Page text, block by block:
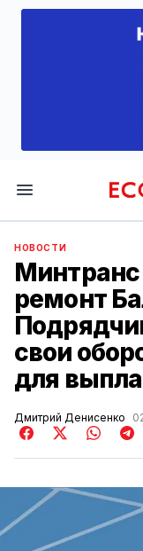
НОВОСТИ
Минтранс
ремонт
свои
для
Дмитрий Денисенко